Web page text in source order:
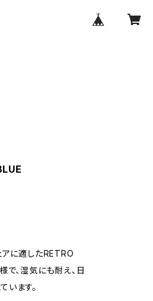
アに適したRETRO
、湿気にも耐え、日
います。